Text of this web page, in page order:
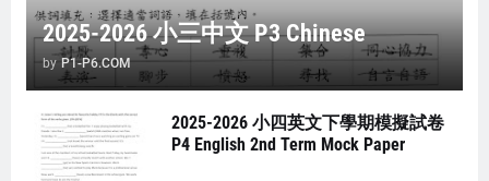
2025-2026 小三中文 P3 Chinese
by P1-P6.COM
2025-2026 小四英文下學期模擬試卷
P4 English 2nd Term Mock Paper